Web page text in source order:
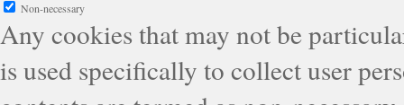
Non-necessary
Any cookies that may not be
is used specifically to collect user